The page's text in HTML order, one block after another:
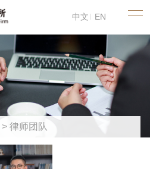
中文 EN
>律师团队